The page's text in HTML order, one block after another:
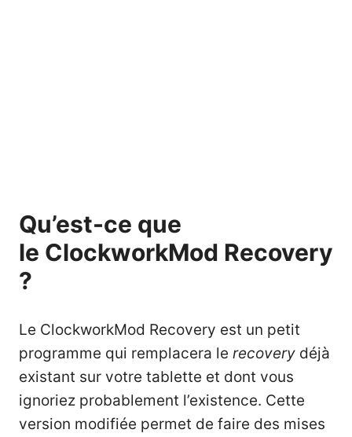
Qu’est-ce que
le ClockworkMod Recovery
?
Le ClockworkMod Recovery est un petit
programme qui remplacera le recovery déjà
existant sur votre tablette et dont vous
ignoriez probablement l’existence. Cette
version modifiée permet de faire des mises